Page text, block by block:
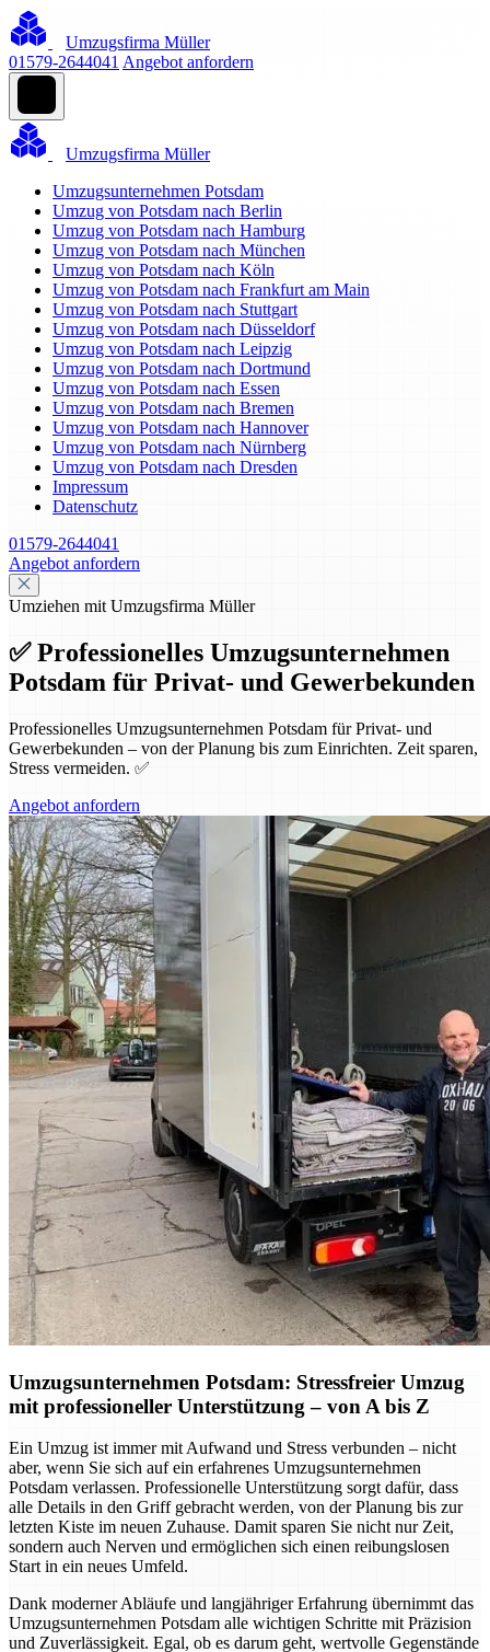
Umzugsfirma Müller
01579-2644041 Angebot anfordern
Umzugsfirma Müller
Umzugsunternehmen Potsdam
Umzug von Potsdam nach Berlin
Umzug von Potsdam nach Hamburg
Umzug von Potsdam nach München
Umzug von Potsdam nach Köln
Umzug von Potsdam nach Frankfurt am Main
Umzug von Potsdam nach Stuttgart
Umzug von Potsdam nach Düsseldorf
Umzug von Potsdam nach Leipzig
Umzug von Potsdam nach Dortmund
Umzug von Potsdam nach Essen
Umzug von Potsdam nach Bremen
Umzug von Potsdam nach Hannover
Umzug von Potsdam nach Nürnberg
Umzug von Potsdam nach Dresden
Impressum
Datenschutz
01579-2644041
Angebot anfordern
Umziehen mit Umzugsfirma Müller
✅ Professionelles Umzugsunternehmen
Potsdam für Privat- und Gewerbekunden
Professionelles Umzugsunternehmen Potsdam für Privat- und
Gewerbekunden – von der Planung bis zum Einrichten. Zeit sparen,
Stress vermeiden. ✅
Angebot anfordern
Umzugsunternehmen Potsdam: Stressfreier Umzug
mit professioneller Unterstützung – von A bis Z
Ein Umzug ist immer mit Aufwand und Stress verbunden – nicht
aber, wenn Sie sich auf ein erfahrenes Umzugsunternehmen
Potsdam verlassen. Professionelle Unterstützung sorgt dafür, dass
alle Details in den Griff gebracht werden, von der Planung bis zur
letzten Kiste im neuen Zuhause. Damit sparen Sie nicht nur Zeit,
sondern auch Nerven und ermöglichen sich einen reibungslosen
Start in ein neues Umfeld.
Dank moderner Abläufe und langjähriger Erfahrung übernimmt das
Umzugsunternehmen Potsdam alle wichtigen Schritte mit Präzision
und Zuverlässigkeit. Egal, ob es darum geht, wertvolle Gegenstände